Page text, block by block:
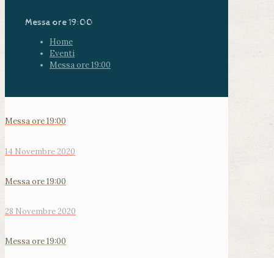
Messa ore 19:00
Home
Eventi
Messa ore 19:00
Messa ore 19:00
14 Novembre 2020
Messa ore 19:00
28 Novembre 2020
Messa ore 19:00